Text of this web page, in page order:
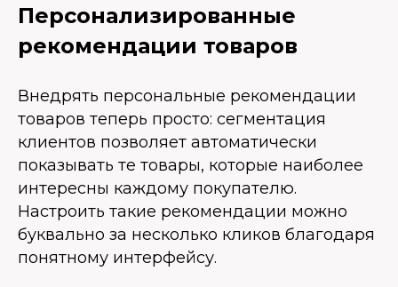
Персонализированные
рекомендации товаров
Внедрять персональные рекомендации
товаров теперь просто: сегментация
клиентов позволяет автоматически
показывать те товары, которые наиболее
интересны каждому покупателю.
Настроить такие рекомендации можно
буквально за несколько кликов благодаря
понятному интерфейсу.